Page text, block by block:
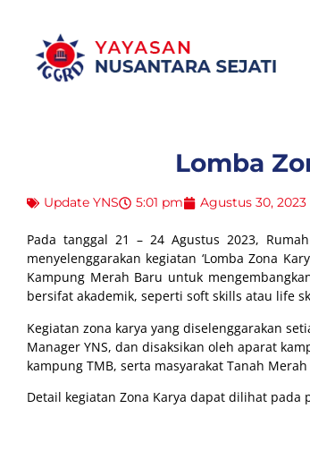
Lomba
Update YNS 5:01 pm Agustus 30, 2023
Pada tanggal 21 – 24 Agustus 2023,
menyelenggarakan kegiatan ‘Lomba Zona
Kampung Merah Baru untuk
bersifat akademik, seperti soft skills atau life
Kegiatan zona karya yang diselenggarakan
Manager YNS, dan disaksikan oleh aparat
kampung TMB, serta masyarakat Tanah
Detail kegiatan Zona Karya dapat dilihat pada